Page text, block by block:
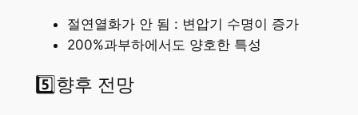
절연열화가 안 됨 : 변압기 수명이 증가
200%과부하에서도 양호한 특성
5️⃣향후 전망